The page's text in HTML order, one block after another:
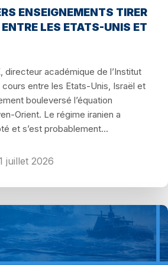
ENSEIGNEMENTS TIRER
ENTRE LES ETATS-UNIS ET
directeur académique de l’Institut
cours entre les Etats-Unis, Israël et
bouleversé l’équation
Orient. Le régime iranien a
et s’est probablement...
juillet 2026